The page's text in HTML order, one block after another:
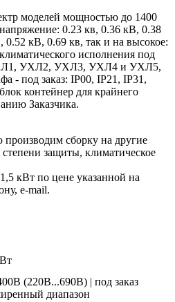
моделей мощностью до 1400
0.23 кв, 0.36 кВ, 0.38
кВ, 0.69 кв, так и на высокое:
исполнения под
УХЛ2, УХЛ3, УХЛ4 и УХЛ5,
- под заказ: IP00, IP21, IP31,
контейнер для крайнего
Заказчика.
сборку на другие
защиты, климатическое
кВт по цене указанной на
e-mail.
(220В...690В) | под заказ
диапазон